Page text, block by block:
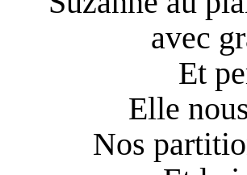
avec
Et
Elle
Nos